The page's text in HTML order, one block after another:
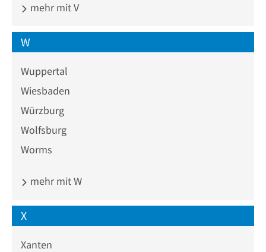
mehr mit V
W
Wuppertal
Wiesbaden
Würzburg
Wolfsburg
Worms
mehr mit W
X
Xanten